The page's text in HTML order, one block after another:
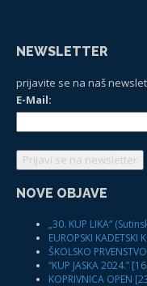
NEWSLETTER
prijavite se na naš
E-Mail:
NOVE OBJAVE
„30. KUP LIKA“
EUROPSKI
ŠKOLSKO
“KUP JASKA 2024.”
KOPRIVNICA OPEN